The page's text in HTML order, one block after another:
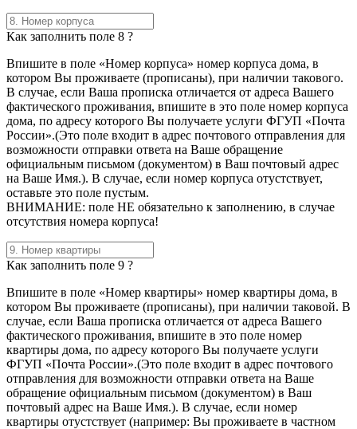
Как заполнить поле 8 ?
Впишите в поле «Номер корпуса» номер корпуса дома, в
котором Вы проживаете (прописаны), при наличии такового.
В случае, если Ваша прописка отличается от адреса Вашего
фактического проживания, впишите в это поле номер корпуса
дома, по адресу которого Вы получаете услуги ФГУП «Почта
России».(Это поле входит в адрес почтового отправления для
возможности отправки ответа на Ваше обращение
официальным письмом (документом) в Ваш почтовый адрес
на Ваше Имя.). В случае, если номер корпуса отустствует,
оставьте это поле пустым.
ВНИМАНИЕ: поле НЕ обязательно к заполнению, в случае
отсутствия номера корпуса!
Как заполнить поле 9 ?
Впишите в поле «Номер квартиры» номер квартиры дома, в
котором Вы проживаете (прописаны), при наличии таковой. В
случае, если Ваша прописка отличается от адреса Вашего
фактического проживания, впишите в это поле номер
квартиры дома, по адресу которого Вы получаете услуги
ФГУП «Почта России».(Это поле входит в адрес почтового
отправления для возможности отправки ответа на Ваше
обращение официальным письмом (документом) в Ваш
почтовый адрес на Ваше Имя.). В случае, если номер
квартиры отустствует (например: Вы проживаете в частном